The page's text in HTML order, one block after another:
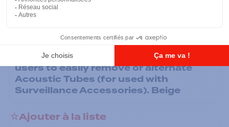
Écouteurs
Assembly includes 1 Clear Rubber
Eartip. For Low Noise Environments.
The Quick Disconnect Adapter allows
users to easily remove or alternate
Acoustic Tubes (for used with
Surveillance Accessories). Beige
Ajouter à la liste